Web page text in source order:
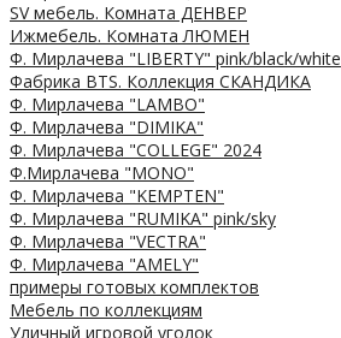
SV мебель. Комната ДЕНВЕР
Ижмебель. Комната ЛЮМЕН
Ф. Мирлачева "LIBERTY" pink/black/white
Фабрика BTS. Коллекция СКАНДИКА
Ф. Мирлачева "LAMBO"
Ф. Мирлачева "DIMIKA"
Ф. Мирлачева "COLLEGE" 2024
Ф.Мирлачева "MONO"
Ф. Мирлачева "KEMPTEN"
Ф. Мирлачева "RUMIKA" pink/sky
Ф. Мирлачева "VECTRA"
Ф. Мирлачева "AMELY"
примеры готовых комплектов
Мебель по коллекциям
Уличный игровой уголок